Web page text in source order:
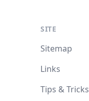
SITE
Sitemap
Links
Tips & Tricks